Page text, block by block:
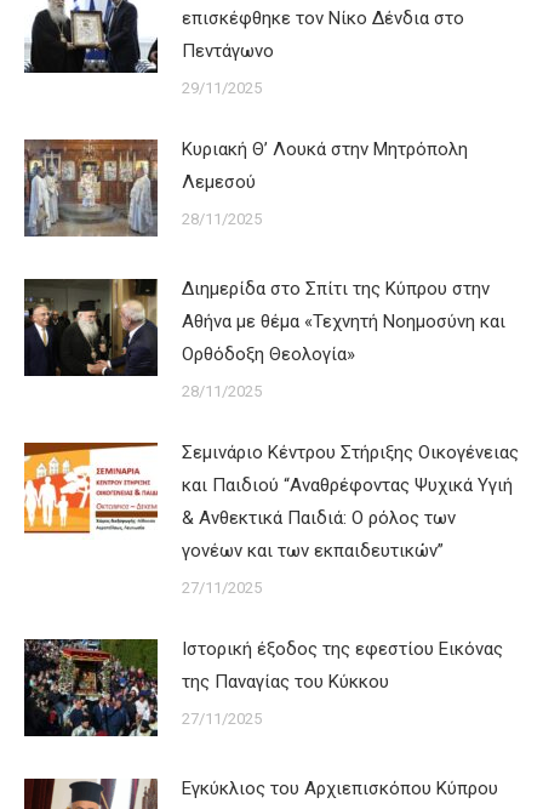
επισκέφθηκε τον Νίκο Δένδια στο
Πεντάγωνο
29/11/2025
Κυριακή Θ’ Λουκά στην Μητρόπολη
Λεμεσού
28/11/2025
Διημερίδα στο Σπίτι της Κύπρου στην
Αθήνα με θέμα «Τεχνητή Νοημοσύνη και
Ορθόδοξη Θεολογία»
28/11/2025
Σεμινάριο Κέντρου Στήριξης Οικογένειας
και Παιδιού “Αναθρέφοντας Ψυχικά Υγιή
& Ανθεκτικά Παιδιά: Ο ρόλος των
γονέων και των εκπαιδευτικών”
27/11/2025
Ιστορική έξοδος της εφεστίου Εικόνας
της Παναγίας του Κύκκου
27/11/2025
Εγκύκλιος του Αρχιεπισκόπου Κύπρου